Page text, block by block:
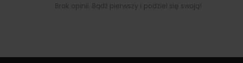
Brak opinii. Bądź pierwszy i podziel się swoją!